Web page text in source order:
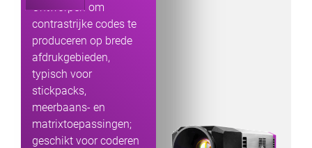
Ontworpen om
contrastrijke codes te
produceren op brede
afdrukgebieden,
typisch voor
stickpacks,
meerbaans- en
matrixtoepassingen;
geschikt voor coderen